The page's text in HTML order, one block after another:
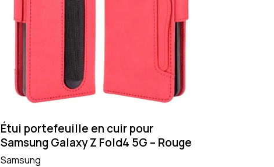
Étui portefeuille en cuir pour
Samsung Galaxy Z Fold4 5G – Rouge
Samsung